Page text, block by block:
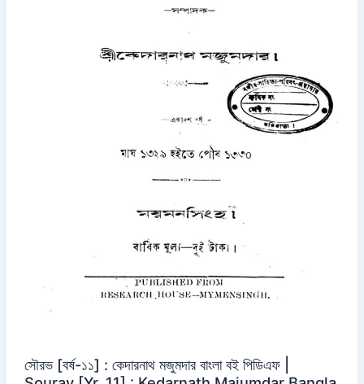
সৌরভ [বর্ষ-১১] : কেদারনাথ মজুমদার বাংলা বই পিডিএফ |